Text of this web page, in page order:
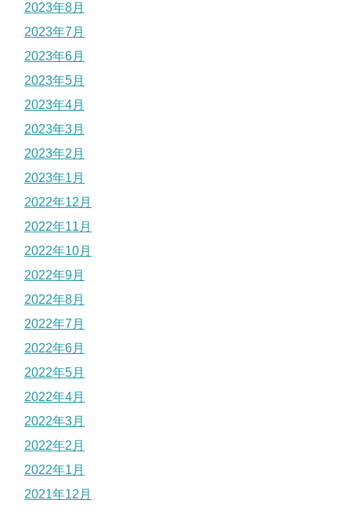
2023年8月
2023年7月
2023年6月
2023年5月
2023年4月
2023年3月
2023年2月
2023年1月
2022年12月
2022年11月
2022年10月
2022年9月
2022年8月
2022年7月
2022年6月
2022年5月
2022年4月
2022年3月
2022年2月
2022年1月
2021年12月